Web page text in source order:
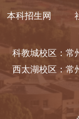
本科招生网
科教城校区：常
西太湖校区：常